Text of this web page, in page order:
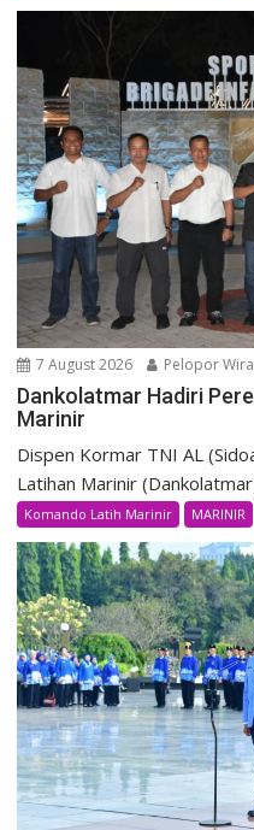
7 August 2026 Pelopor
Dankolatmar Hadiri
Marinir
Dispen Kormar TNI AL
Latihan Marinir
Komando Latih Marinir MARINIR